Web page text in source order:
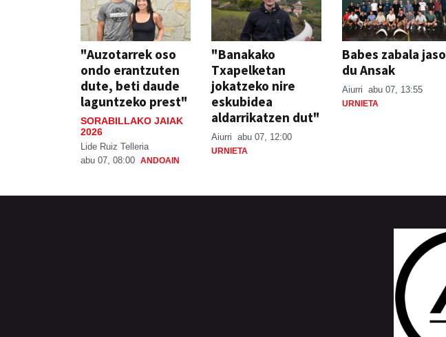
"Auzotarrek oso
ondo erantzuten
dute, beti daude
laguntzeko prest"
SORABILLAKO JAIAK
2026
Lide Ruiz Telleria
abu 07, 08:00 ANDOAIN
"Banakako
Txapelketan
jokatzeko nire
eskubidea
aldarrikatzen dut"
Aiurri abu 07, 12:00
URNIETA
Babes zabala jaso
du Ansak
Aiurri abu 07, 13:55
URNIETA